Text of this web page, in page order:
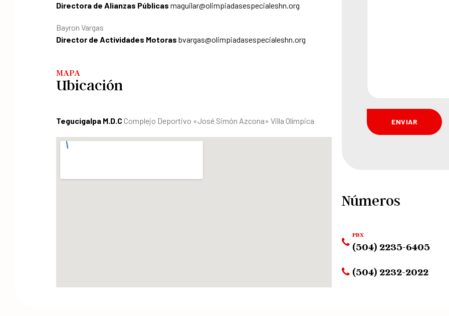
Directora de Alianzas Públicas maguilar@olimpiadasespecialeshn.org
Bayron Vargas
Director de Actividades Motoras bvargas@olimpiadasespecialeshn.org
MAPA
Ubicación
Tegucigalpa M.D.C Complejo Deportivo «José Simón Azcona» Villa Olímpica
Números
PBX
(504) 2235-6405
(504) 2232-2022